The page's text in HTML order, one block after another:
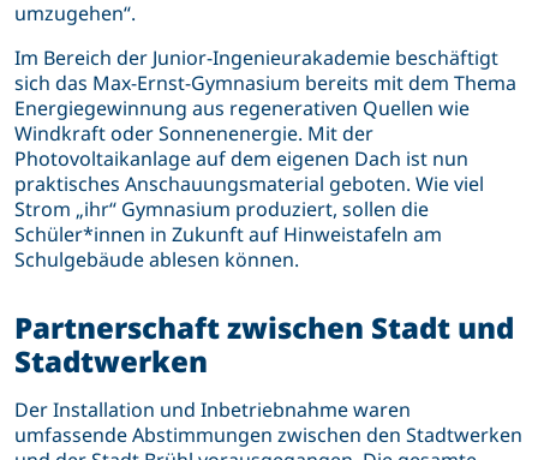
umzugehen“.
Im Bereich der Junior-Ingenieurakademie beschäftigt
sich das Max-Ernst-Gymnasium bereits mit dem Thema
Energiegewinnung aus regenerativen Quellen wie
Windkraft oder Sonnenenergie. Mit der
Photovoltaikanlage auf dem eigenen Dach ist nun
praktisches Anschauungsmaterial geboten. Wie viel
Strom „ihr“ Gymnasium produziert, sollen die
Schüler*innen in Zukunft auf Hinweistafeln am
Schulgebäude ablesen können.
Partnerschaft zwischen Stadt und
Stadtwerken
Der Installation und Inbetriebnahme waren
umfassende Abstimmungen zwischen den Stadtwerken